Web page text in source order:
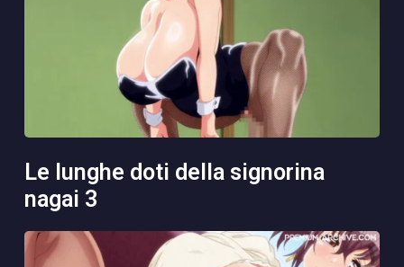
le lunghe doti della signorina
nagai 3